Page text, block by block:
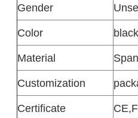
Gender
Color
black
Material
Customization
Certificate